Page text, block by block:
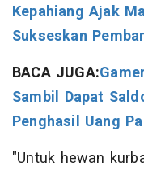
Kepahiang Ajak
Sukseskan
BACA JUGA:
Sambil Dapat
Penghasil Uang
"Untuk hewan